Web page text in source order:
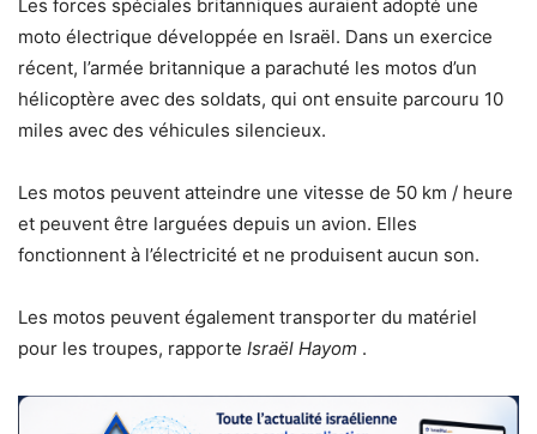
Les forces spéciales britanniques auraient adopté une
moto électrique développée en Israël. Dans un exercice
récent, l’armée britannique a parachuté les motos d’un
hélicoptère avec des soldats, qui ont ensuite parcouru 10
miles avec des véhicules silencieux.
Les motos peuvent atteindre une vitesse de 50 km / heure
et peuvent être larguées depuis un avion. Elles
fonctionnent à l’électricité et ne produisent aucun son.
Les motos peuvent également transporter du matériel
pour les troupes, rapporte Israël Hayom .